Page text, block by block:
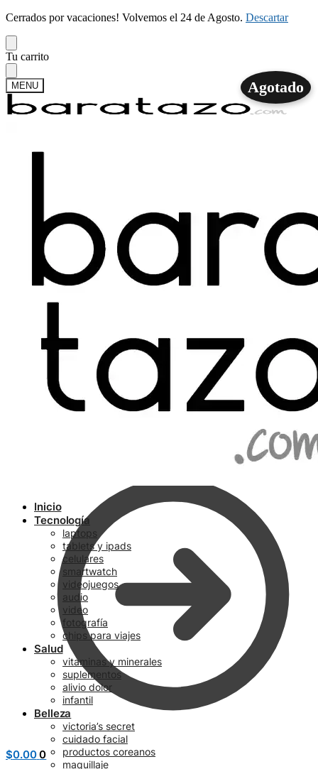
Cerrados por vacaciones! Volvemos el 24 de Agosto. Descartar
Skip
to
navigation
Skip
to
content
Tu carrito
MENU
Mi cuenta
$0.00 0
Inicio
Tecnología
laptops
tablets y ipads
celulares
smartwatch
videojuegos
audio
video
fotografía
chips para viajes
Salud
vitaminas y minerales
suplementos
alivio dolor
infantil
Belleza
victoria’s secret
cuidado facial
productos coreanos
maquillaje
Agotado